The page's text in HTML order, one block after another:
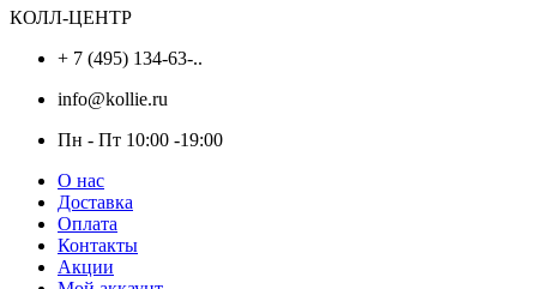
КОЛЛ-ЦЕНТР
+ 7 (495) 134-63-..
info@kollie.ru
Пн - Пт 10:00 -19:00
О нас
Доставка
Оплата
Контакты
Акции